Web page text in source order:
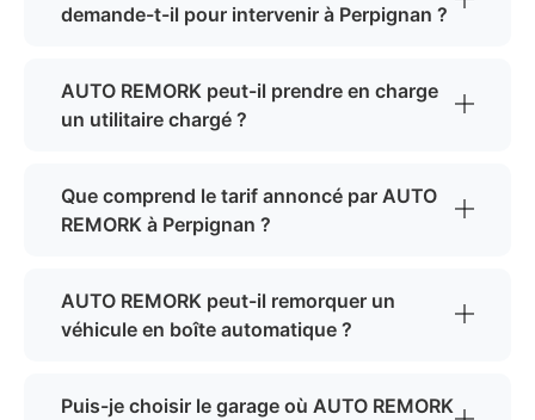
demande-t-il pour intervenir à Perpignan ?
AUTO REMORK peut-il prendre en charge
un utilitaire chargé ?
Que comprend le tarif annoncé par AUTO
REMORK à Perpignan ?
AUTO REMORK peut-il remorquer un
véhicule en boîte automatique ?
Puis-je choisir le garage où AUTO REMORK